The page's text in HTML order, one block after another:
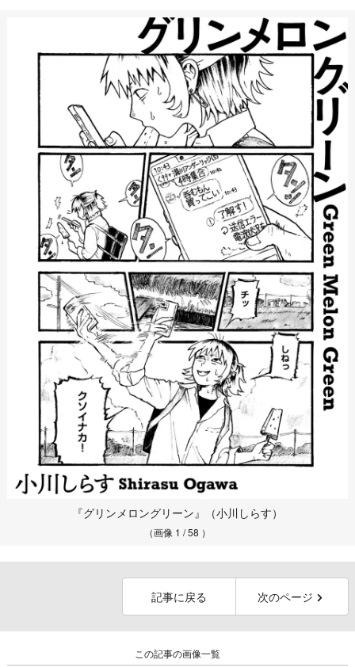
『グリンメロングリーン』（小川しらす）
（画像 1 / 58 ）
記事に戻る 次のページ
この記事の画像一覧